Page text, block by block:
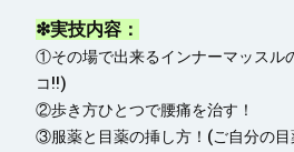
❇実技内容：
①その場で出来るインナーマッスル
コ‼️)
②歩き方ひとつで腰痛を治す！
③服薬と目薬の挿し方！(ご自分の目